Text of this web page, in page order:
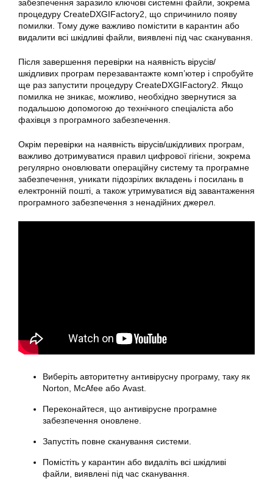
забезпечення заразило ключові системні файли, зокрема
процедуру CreateDXGIFactory2, що спричинило появу
помилки. Тому дуже важливо помістити в карантин або
видалити всі шкідливі файли, виявлені під час сканування.
Після завершення перевірки на наявність вірусів/
шкідливих програм перезавантажте комп’ютер і спробуйте
ще раз запустити процедуру CreateDXGIFactory2. Якщо
помилка не зникає, можливо, необхідно звернутися за
подальшою допомогою до технічного спеціаліста або
фахівця з програмного забезпечення.
Окрім перевірки на наявність вірусів/шкідливих програм,
важливо дотримуватися правил цифрової гігієни, зокрема
регулярно оновлювати операційну систему та програмне
забезпечення, уникати підозрілих вкладень і посилань в
електронній пошті, а також утримуватися від завантаження
програмного забезпечення з ненадійних джерел.
Виберіть авторитетну антивірусну програму, таку як
Norton, McAfee або Avast.
Переконайтеся, що антивірусне програмне
забезпечення оновлене.
Запустіть повне сканування системи.
Помістіть у карантин або видаліть всі шкідливі
файли, виявлені під час сканування.